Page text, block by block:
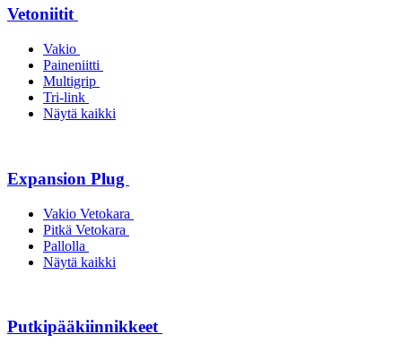
Vetoniitit
Vakio
Paineniitti
Multigrip
Tri-link
Näytä kaikki
Expansion Plug
Vakio Vetokara
Pitkä Vetokara
Pallolla
Näytä kaikki
Putkipääkiinnikkeet